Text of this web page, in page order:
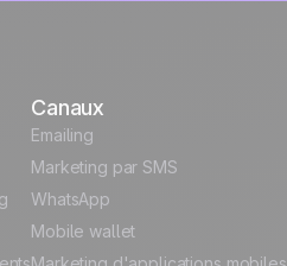
Canaux
Emailing
Marketing par SMS
WhatsApp
Mobile wallet